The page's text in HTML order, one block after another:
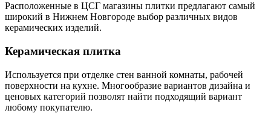
Расположенные в ЦСГ магазины плитки предлагают самый
широкий в Нижнем Новгороде выбор различных видов
керамических изделий.
Керамическая плитка
Используется при отделке стен ванной комнаты, рабочей
поверхности на кухне. Многообразие вариантов дизайна и
ценовых категорий позволят найти подходящий вариант
любому покупателю.